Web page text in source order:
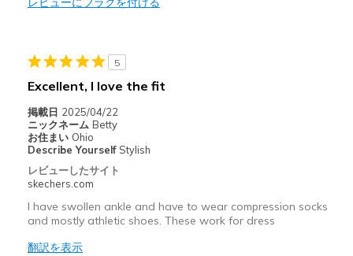
Width
Sizing
Feels true to size
5
Excellent, I love the fit
掲載日 2025/04/22
ニックネーム Betty
お住まい Ohio
Describe Yourself Stylish
レビューしたサイト
skechers.com
I have swollen ankle and have to wear compression socks
and mostly athletic shoes. These work for dress
翻訳を表示